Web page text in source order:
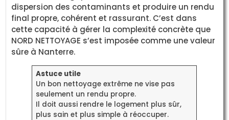
dispersion des contaminants et produire un rendu
final propre, cohérent et rassurant. C’est dans
cette capacité à gérer la complexité concrète que
NORD NETTOYAGE s’est imposée comme une valeur
sûre à Nanterre.
Astuce utile
Un bon nettoyage extrême ne vise pas
seulement un rendu propre.
Il doit aussi rendre le logement plus sûr,
plus sain et plus simple à réoccuper.